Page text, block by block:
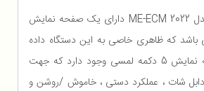
اسپرسو ساز مباشی مدل ME-ECM 2022 دارای یک صفحه نمایش
باشد که ظاهری خاصی به این دستگاه داده
است . در این صفحه نمایش 5 دکمه لمسی وجود دارد که جهت
شات ، عملکرد دستی ، خاموش /روشن و